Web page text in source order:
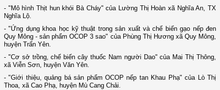
- "Mô hình Thịt hun khói Bà Cháy" của Lường Thị Hoàn xã Nghĩa An, TX
Nghĩa Lộ.
- "Ứng dụng khoa học kỹ thuật trong sản xuất và chế biến gạo nếp đen
Quy Mông - sản phẩm OCOP 3 sao" của Phùng Thị Hương xã Quy Mông,
huyện Trấn Yên.
- "Cơ sở trồng, chế biến cây thuốc Nam người Dao" của Mai Thị Thông,
xã Viễn Sơn, huyện Văn Yên.
- "Giới thiệu, quảng bá sản phẩm OCOP nếp tan Khau Phạ" của Lò Thị
Thoa, xã Cao Phạ, huyện Mù Cang Chải.